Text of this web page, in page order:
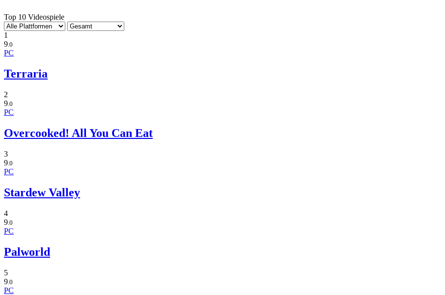
Top 10 Videospiele
1
9.0
PC
Terraria
2
9.0
PC
Overcooked! All You Can Eat
3
9 .0
PC
Stardew Valley
4
9 .0
PC
Palworld
5
9 .0
PC